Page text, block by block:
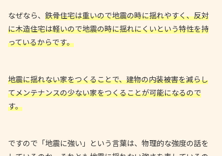
なぜなら、 鉄骨住宅は重いので地震の時に揺れやすく、反対
に木造住宅は軽いので地震の時に揺れにくいという特性を持
っているからです。
地震に揺れない家をつくることで、建物の内装被害を減らし
てメンテナンスの少ない家をつくることが可能になるので
す。
ですので「地震に強い」という言葉は、物理的な強度の話を